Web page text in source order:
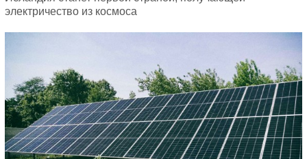
электричество из космоса